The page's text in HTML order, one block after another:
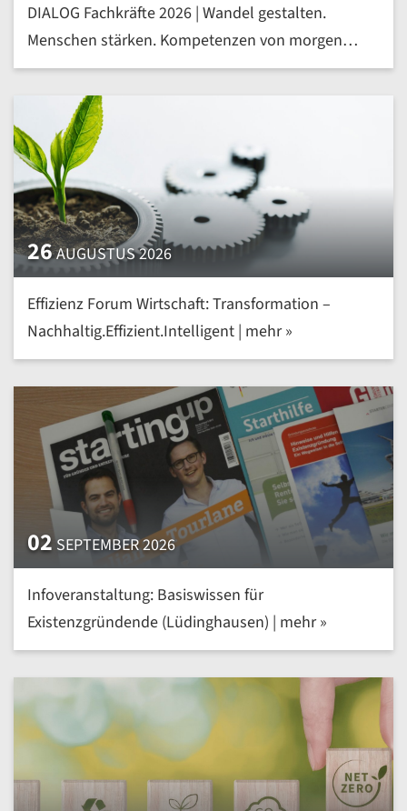
DIALOG Fachkräfte 2026 | Wandel gestalten.
Menschen stärken. Kompetenzen von morgen
heute entwickeln | mehr »
26AUGUSTUS 2026
Effizienz Forum Wirtschaft: Transformation –
Nachhaltig.Effizient.Intelligent | mehr »
02 SEPTEMBER 2026
Infoveranstaltung: Basiswissen für
Existenzgründende (Lüdinghausen) | mehr »